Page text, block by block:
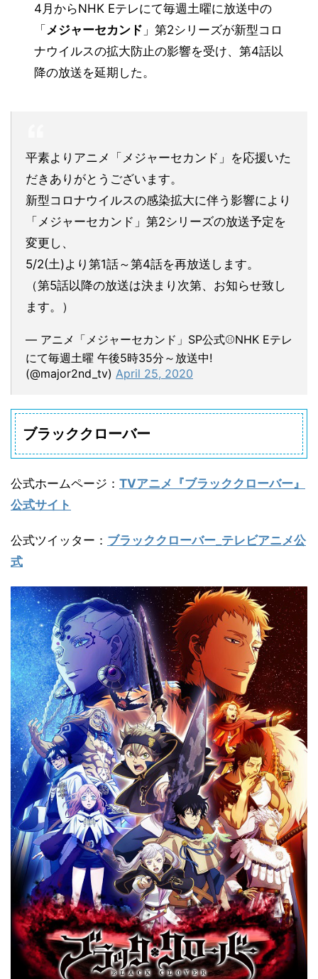
4月からNHK Eテレにて毎週土曜に放送中の
「 メジャーセカンド 」第2シリーズが新型コロ
ナウイルスの拡大防止の影響を受け、第4話以
降の放送を延期 した。
平素よりアニメ「メジャーセカンド」を応援いた
だきありがとうございます。
新型コロナウイルスの感染拡大に伴う影響により
「メジャーセカンド」第2シリーズの放送予定を
変更し、
5/2(土)より第1話～第4話を再放送します。
（第5話以降の放送は決まり次第、お知らせ致し
ます。）
— アニメ「メジャーセカンド」SP公式⚾NHK Eテレ
にて毎週土曜 午後5時35分～放送中!
(@major2nd_tv) April 25, 2020
ブラッククローバー
公式ホームページ ： TVアニメ『ブラッククローバー』
公式サイト
公式ツイッター ： ブラッククローバー_テレビアニメ公
式